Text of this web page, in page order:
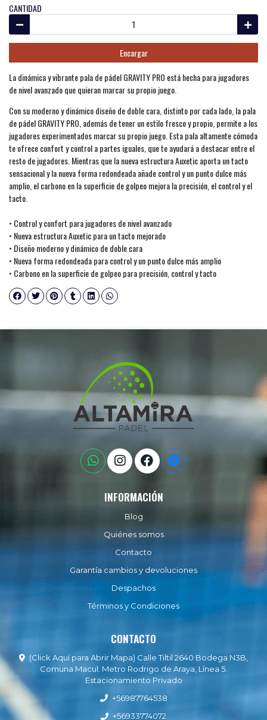
CANTIDAD
Encargar
La dinámica y vibrante pala de pádel GRAVITY PRO está hecha para jugadores
de nivel avanzado que quieran marcar su propio juego.
Con su moderno y dinámico diseño de doble cara, distinto por cada lado, la pala
de pádel GRAVITY PRO, además de tener un estilo fresco y propio, permite a los
jugadores experimentados marcar su propio juego. Esta pala altamente cómoda
te ofrece confort y control a partes iguales, que te ayudará a destacar entre el
resto de jugadores. Mientras que la nueva estructura Auxetic aporta un tacto
sensacional y la nueva forma redondeada añade control y un punto dulce más
amplio, el carbono en la superficie de golpeo mejora la precisión, el control y el
tacto.
• Control y confort para jugadores de nivel avanzado
• Nueva estructura Auxetic para un tacto mejorado
• Diseño moderno y dinámico de doble cara
• Nueva forma redondeada para control y un punto dulce más amplio
• Carbono en la superficie de golpeo para precisión, control y tacto
INFORMACIÓN
Blog
Quiénes somos
Contacto
Garantía cambios y devoluciones
Despachos
Términos y Condiciones
CONTACTO
(Click Aquí para Abrir Mapa) Calle Tiltil 2640 Bodega N3B,
Comuna Macul. Metro Rodrigo de Araya, Línea 5.
Estacionamiento Privado
+56987764538
+56933774072